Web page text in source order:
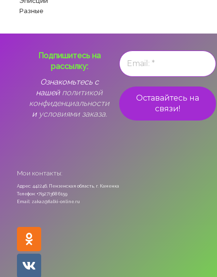
Разные
Подпишитесь на
рассылку:
Ознакомьтесь с
нашей политикой
конфиденциальности
и условиями заказа.
Мои контакты:
Адрес: 442246, Пензенская область, г. Каменка
Телефон: +7(927)368 6159
Email: zakaz@fialki-online.ru
Odnoklassniki
Vk
Instagram
Viber
Whatsapp